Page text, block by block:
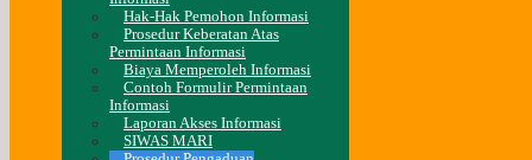
Hak-Hak Pemohon Informasi
Prosedur Keberatan Atas
Permintaan Informasi
Biaya Memperoleh Informasi
Contoh Formulir Permintaan
Informasi
Laporan Akses Informasi
SIWAS MARI